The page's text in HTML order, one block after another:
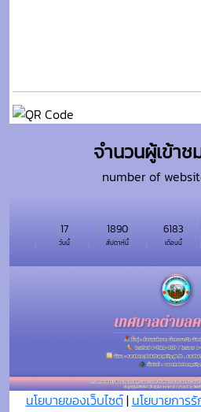
จำนวนผู้เข้าช
number of
วันนี้
17
สัปดาห์นี้
1890
เดือนนี้
6183
นโยบายของเว็บไซต์| นโยบายการ